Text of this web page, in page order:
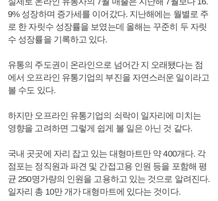
9% 성장하며 증가세를 이어갔다. 지난해에는 월별로 주
로 한 자릿수 성장률을 보였는데 올해는 꾸준히 두 자릿
수 성장률을 기록하고 있다.
유통의 주도권이 온라인으로 넘어간 지 오래됐다는 점
에서 오프라인 유통기업의 부진을 자연스러운 일이라고
볼 수도 있다.
하지만 오프라인 유통기업의 쇠락이 일자리에 미치는
영향을 고려하면 그렇게 쉽게 볼 일은 아닌 것 같다.
국내 곳곳에 자리 잡고 있는 대형마트만 약 400개다. 각
점포는 정직원과 파견 및 간접고용 인원 등을 포함해 평
균 250명가량의 인원을 고용하고 있는 것으로 알려진다.
일자리 총 10만 개가 대형마트에 있다는 것이다.